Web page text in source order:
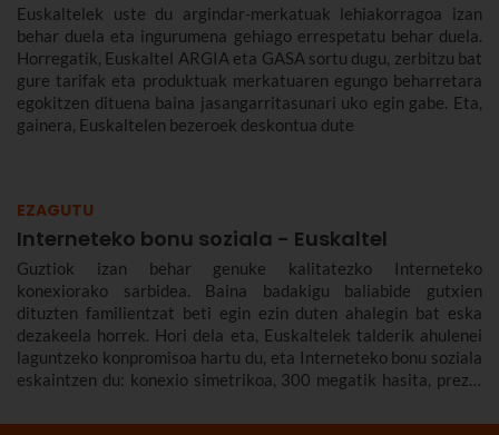
Euskaltelek uste du argindar-merkatuak lehiakorragoa izan
behar duela eta ingurumena gehiago errespetatu behar duela.
Horregatik, Euskaltel ARGIA eta GASA sortu dugu, zerbitzu bat
gure tarifak eta produktuak merkatuaren egungo beharretara
egokitzen dituena baina jasangarritasunari uko egin gabe. Eta,
gainera, Euskaltelen bezeroek deskontua dute
EZAGUTU
Interneteko bonu soziala - Euskaltel
Guztiok izan behar genuke kalitatezko Interneteko
konexiorako sarbidea. Baina badakigu baliabide gutxien
dituzten familientzat beti egin ezin duten ahalegin bat eska
dezakeela horrek. Hori dela eta, Euskaltelek talderik ahulenei
laguntzeko konpromisoa hartu du, eta Interneteko bonu soziala
eskaintzen du: konexio simetrikoa, 300 megatik hasita, prezio